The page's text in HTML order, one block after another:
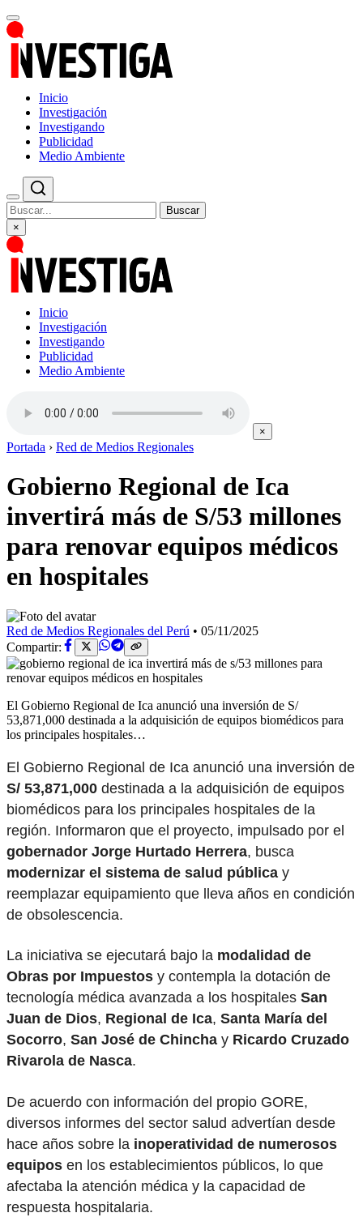
Inicio
Investigación
Investigando
Publicidad
Medio Ambiente
Buscar
×
Inicio
Investigación
Investigando
Publicidad
Medio Ambiente
×
Portada › Red de Medios Regionales
Gobierno Regional de Ica
invertirá más de S/53 millones
para renovar equipos médicos
en hospitales
Red de Medios Regionales del Perú • 05/11/2025
Compartir:
El Gobierno Regional de Ica anunció una inversión de S/
53,871,000 destinada a la adquisición de equipos biomédicos para
los principales hospitales…
El Gobierno Regional de Ica anunció una inversión de
S/ 53,871,000 destinada a la adquisición de equipos
biomédicos para los principales hospitales de la
región. Informaron que el proyecto, impulsado por el
gobernador Jorge Hurtado Herrera, busca
modernizar el sistema de salud pública y
reemplazar equipamiento que lleva años en condición
de obsolescencia.
La iniciativa se ejecutará bajo la modalidad de
Obras por Impuestos y contempla la dotación de
tecnología médica avanzada a los hospitales San
Juan de Dios, Regional de Ica, Santa María del
Socorro, San José de Chincha y Ricardo Cruzado
Rivarola de Nasca.
De acuerdo con información del propio GORE,
diversos informes del sector salud advertían desde
hace años sobre la inoperatividad de numerosos
equipos en los establecimientos públicos, lo que
afectaba la atención médica y la capacidad de
respuesta hospitalaria.